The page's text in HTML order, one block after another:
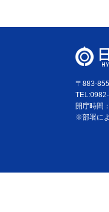
〒883-
TEL:0982-
開庁時間
※部署に